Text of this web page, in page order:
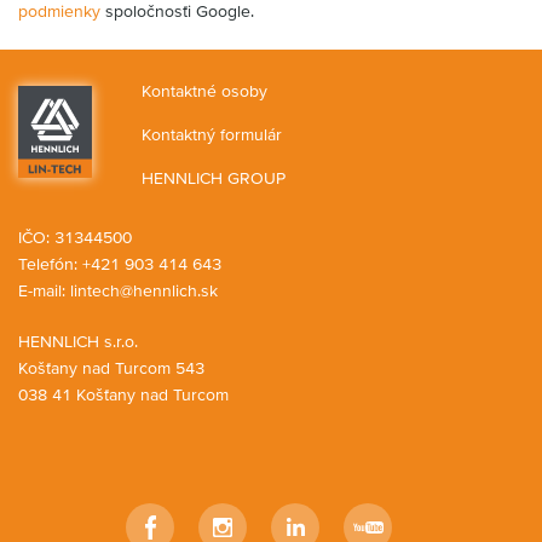
podmienky spoločnosťi Google.
Kontaktné osoby
Kontaktný formulár
HENNLICH GROUP
HENNLICH s.r.o.
Košťany nad Turcom 543
038 41 Košťany nad Turcom
IČO: 31344500
Telefón: +421 903 414 643
E-mail: lintech@hennlich.sk